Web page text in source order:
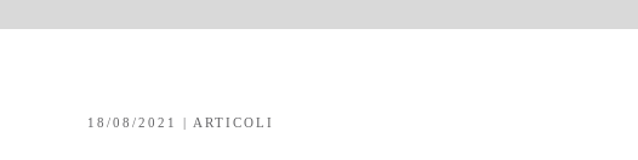
18/08/2021 | ARTICOLI